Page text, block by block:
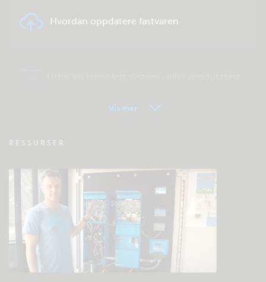
Hvordan oppdatere fastvaren
Sjekk fellesskapets kunnskapsbase
Generell nedlasting og dokumentasjon
Vis mer
RESSURSER